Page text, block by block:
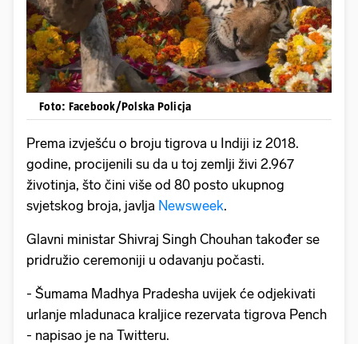
Foto: Facebook/Polska Policja
Prema izvješću o broju tigrova u Indiji iz 2018.
godine, procijenili su da u toj zemlji živi 2.967
životinja, što čini više od 80 posto ukupnog
svjetskog broja, javlja Newsweek.
Glavni ministar Shivraj Singh Chouhan također se
pridružio ceremoniji u odavanju počasti.
- Šumama Madhya Pradesha uvijek će odjekivati
urlanje mladunaca kraljice rezervata tigrova Pench
- napisao je na Twitteru.